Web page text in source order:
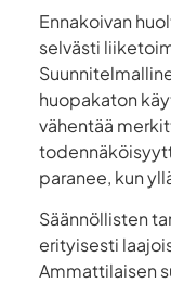
Ennakoivan
selvästi
huopakaton
vähentää
paranee, kun
Säännöllisten
erityisesti
Ammattilaisen